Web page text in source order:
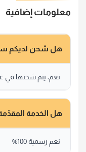
معلومات إضافية
هل شحن لديكم
نعم، يتم شحنها في غضون 15 إلى 60
هل الخدمة
نعم رسمية 100%